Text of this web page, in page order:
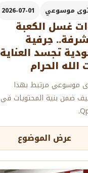
موسوعي 2026-07-01
غسل الكعبة
حِرفية
تجسد العناية
الله الحرام
موسوعي مرتبط بهذا
ضمن بنية المحتويات في
عرض الموضوع